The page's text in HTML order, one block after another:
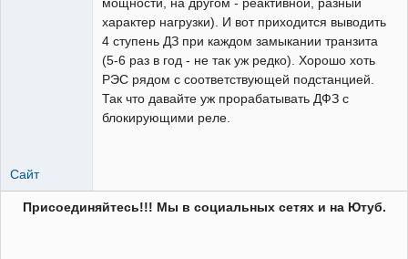
характер нагрузки). И вот приходится выводить
4 ступень ДЗ при каждом замыкании транзита
(5-6 раз в год - не так уж редко). Хорошо хоть
РЭС рядом с соответствующей подстанцией.
Так что давайте уж прорабатывать ДФЗ с
блокирующими реле.
Сайт
Присоединяйтесь!!! Мы в социальных сетях и на Ютуб.